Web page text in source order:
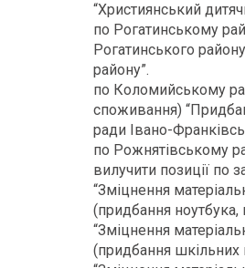
“Християнський
по Рогатинському
Рогатинського
району”.
по Коломийському
споживання)
ради Івано-
по Рожнятівському
вилучити позиції по
“Зміцнення
(придбання ноутбука,
“Зміцнення
(придбання шкільних